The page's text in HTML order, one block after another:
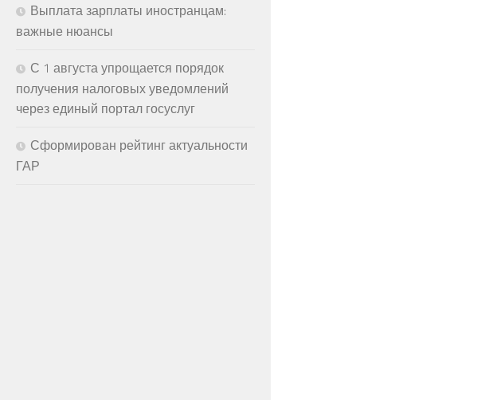
Выплата зарплаты иностранцам:
важные нюансы
С 1 августа упрощается порядок
получения налоговых уведомлений
через единый портал госуслуг
Сформирован рейтинг актуальности
ГАР